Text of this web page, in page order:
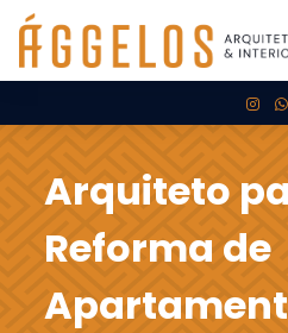
Arquiteto
Reforma de